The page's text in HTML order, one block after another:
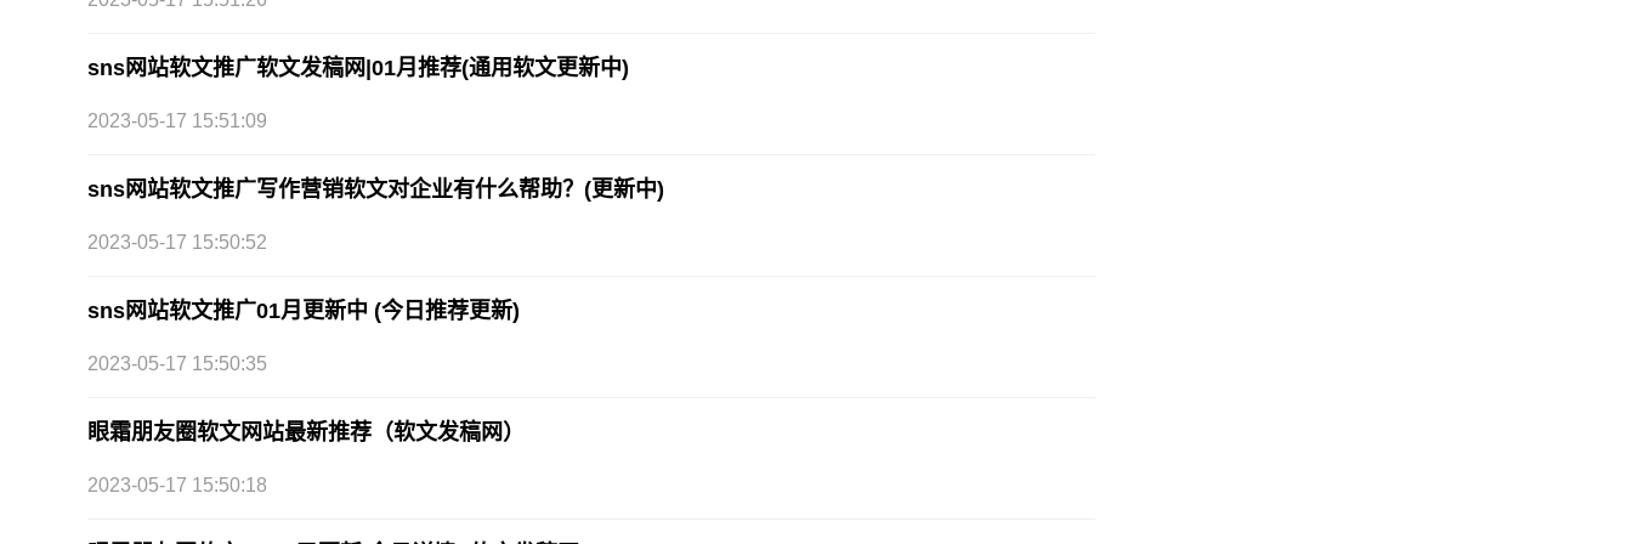
sns网站软文推广软文发稿网|01月推荐(通用软文更新中)
2023-05-17 15:51:09
sns网站软文推广写作营销软文对企业有什么帮助？(更新中)
2023-05-17 15:50:52
sns网站软文推广01月更新中 (今日推荐更新)
2023-05-17 15:50:35
眼霜朋友圈软文网站最新推荐（软文发稿网）
2023-05-17 15:50:18